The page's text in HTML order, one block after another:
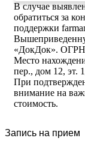
В случае
обратиться за
поддержки
«ДокДок». ОГРН
Место
пер., дом 12, эт.
При
внимание на
стоимость.
Запись на прием